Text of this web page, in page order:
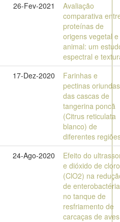
26-Fev-2021
Avaliação
comparativa
proteínas de
origens vegetal e
animal: um
espectral e
17-Dez-2020
Farinhas e
pectinas oriundas
das cascas de
tangerina poncã
(Citrus reticulata
blanco) de
diferentes
24-Ago-2020
Efeito do
e dióxido de cloro
(ClO2) na
de
no tanque de
resfriamento de
carcaças de aves